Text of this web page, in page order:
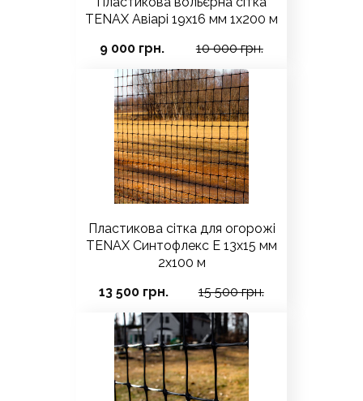
TENAX Авіарі 19х16 мм 1х200 м
9 000 грн.
10 000 грн.
Пластикова сітка для огорожі
TENAX Синтофлекс Е 13х15 мм
2х100 м
13 500 грн.
15 500 грн.